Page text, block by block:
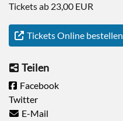
Tickets ab 23,00 EUR
Tickets Online bestellen
Teilen
Facebook
Twitter
E-Mail